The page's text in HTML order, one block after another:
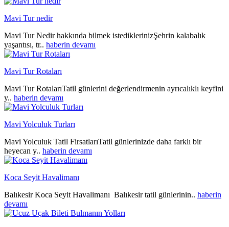
Mavi Tur nedir
Mavi Tur Nedir hakkında bilmek istediklerinizŞehrin kalabalık
yaşantısı, tr.. haberin devamı
Mavi Tur Rotaları
Mavi Tur RotalarıTatil günlerini değerlendirmenin ayrıcalıklı keyfini
y.. haberin devamı
Mavi Yolculuk Turları
Mavi Yolculuk Tatil FirsatlarıTatil günlerinizde daha farklı bir
heyecan y.. haberin devamı
Koca Seyit Havalimanı
Balıkesir Koca Seyit Havalimanı Balıkesir tatil günlerinin.. haberin
devamı